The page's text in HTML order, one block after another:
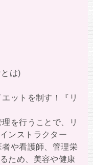
は)
ットを制す！『リ
を行うことで、リ
ンストラクター
や看護師、管理栄
ため、美容や健康